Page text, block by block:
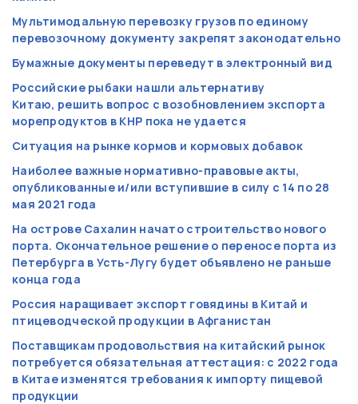
Мультимодальную перевозку грузов по единому
перевозочному документу закрепят законодательно
Бумажные документы переведут в электронный вид
Российские рыбаки нашли альтернативу
Китаю, решить вопрос с возобновлением экспорта
морепродуктов в КНР пока не удается
Ситуация на рынке кормов и кормовых добавок
Наиболее важные нормативно-правовые акты,
опубликованные и/или вступившие в силу с 14 по 28
мая 2021 года
На острове Сахалин начато строительство нового
порта. Окончательное решение о переносе порта из
Петербурга в Усть-Лугу будет объявлено не раньше
конца года
Россия наращивает экспорт говядины в Китай и
птицеводческой продукции в Афганистан
Поставщикам продовольствия на китайский рынок
потребуется обязательная аттестация: с 2022 года
в Китае изменятся требования к импорту пищевой
продукции